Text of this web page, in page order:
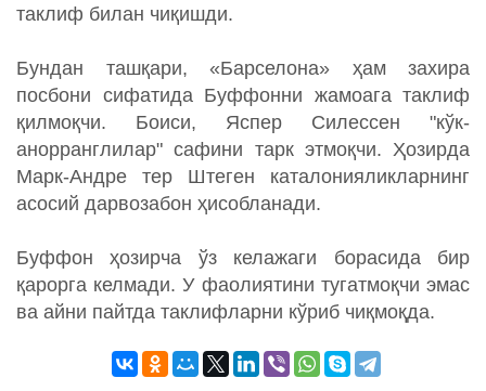
таклиф билан чиқишди.
Бундан ташқари, «Барселона» ҳам захира
посбони сифатида Буффонни жамоага таклиф
қилмоқчи. Боиси, Яспер Силессен "кўк-
анорранглилар" сафини тарк этмоқчи. Ҳозирда
Марк-Андре тер Штеген каталонияликларнинг
асосий дарвозабон ҳисобланади.
Буффон ҳозирча ўз келажаги борасида бир
қарорга келмади. У фаолиятини тугатмоқчи эмас
ва айни пайтда таклифларни кўриб чиқмоқда.